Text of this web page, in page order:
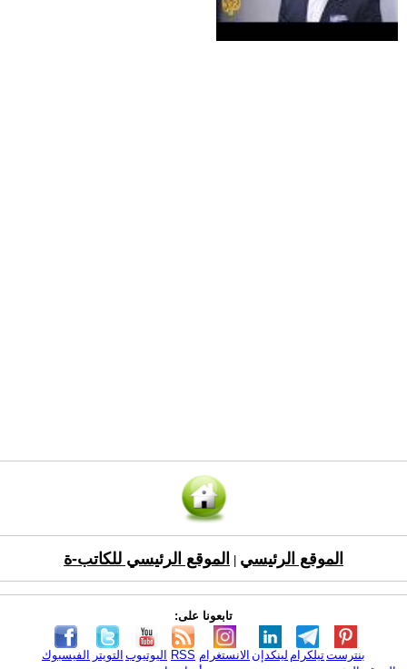
الموقع الرئيسي الموقع الرئيسي للكاتب-ة
تابعونا على:
الفيسبوك التويتر اليوتيوب RSS الانستغرام لينكدإن تيلكرامبنترست